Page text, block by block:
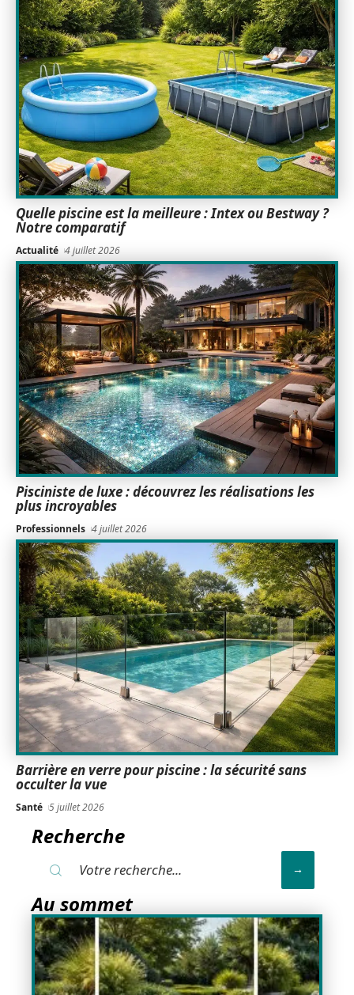
Quelle piscine est la meilleure : Intex ou Bestway ?
Notre comparatif
Actualité 4 juillet 2026
Pisciniste de luxe : découvrez les réalisations les
plus incroyables
Professionnels 4 juillet 2026
Barrière en verre pour piscine : la sécurité sans
occulter la vue
Santé 5 juillet 2026
Recherche
Au sommet